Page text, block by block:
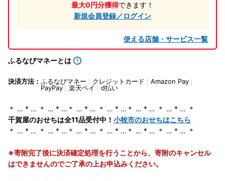
最大0円分獲得できます！
新規会員登録／ログイン
使える店舗・サービス一覧
ふるなびマネーとは
決済方法： ふるなびマネー クレジットカード
Amazon Pay
PayPay
楽天ペイ d払い
＊ … * … ＊ … * …＊ … * … ＊ … * …＊ … * … ＊ … * … ＊
千賀屋のおせちは全11品受付中！ 小牧市のおせちはこちら
＊ … * … ＊ … * …＊ … * … ＊ … * …＊ … * … ＊ … * … ＊
※寄附完了後に決済確定処理を行うことから、寄附のキャンセル
はできませんのでご了承の上お申込みください。